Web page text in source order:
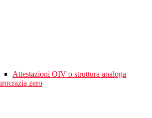
Attestazioni OIV o struttura analoga
zero